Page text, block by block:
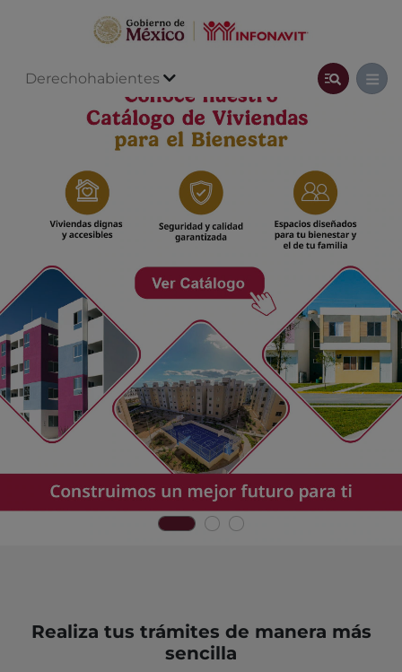
Derechohabientes
Realiza tus trámites de manera más
sencilla